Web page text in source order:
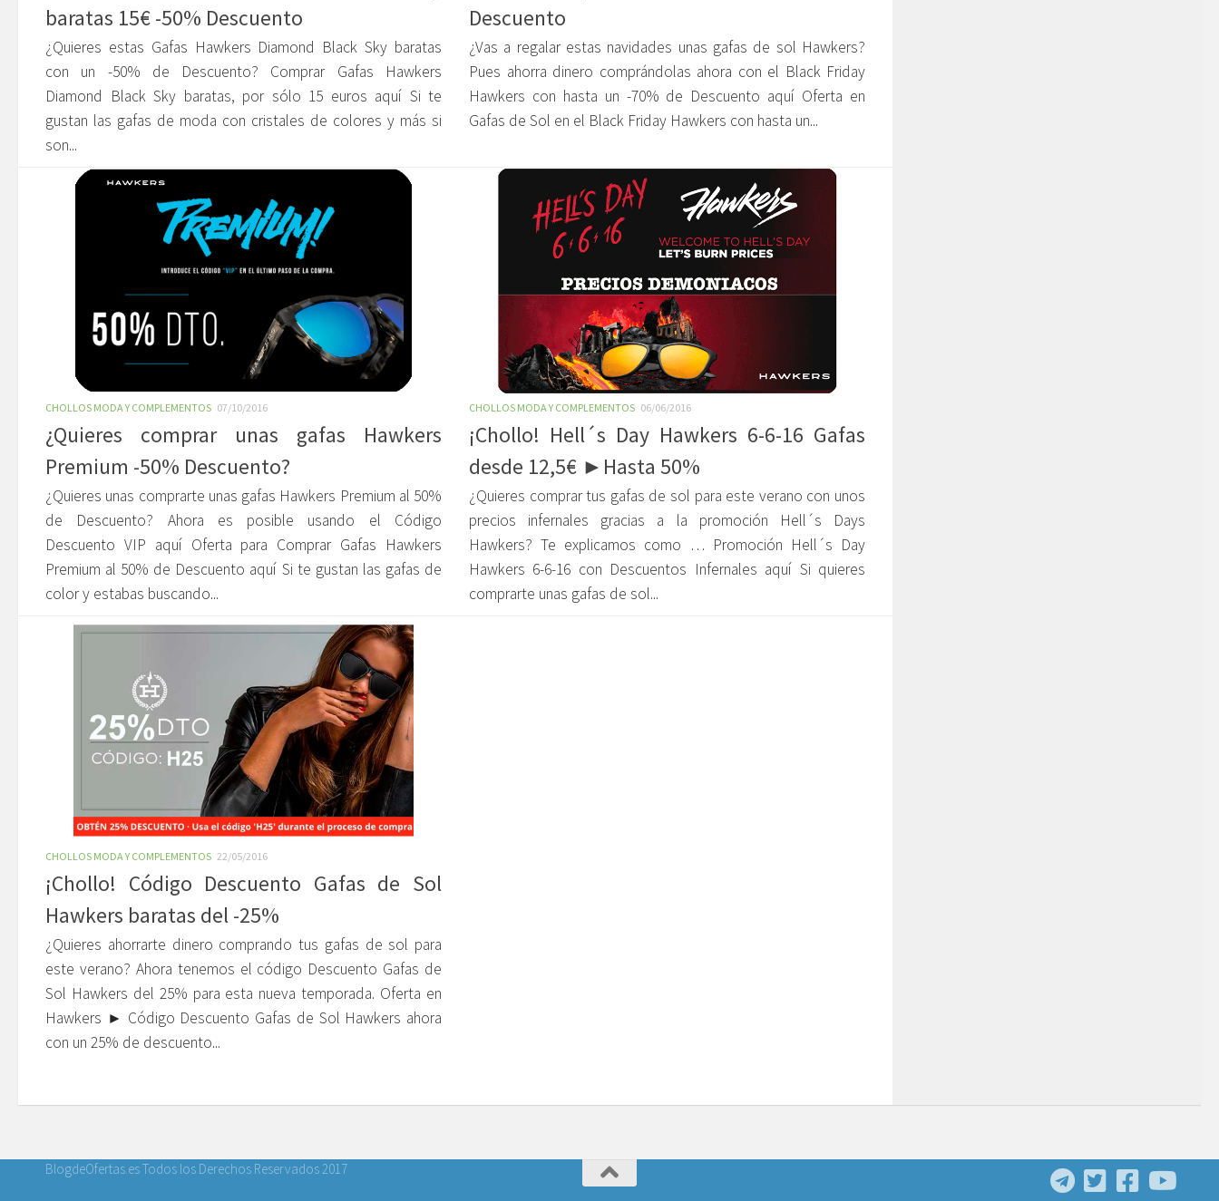
baratas 15€ -50% Descuento
¿Quieres estas Gafas Hawkers Diamond Black Sky baratas
con un -50% de Descuento? Comprar Gafas Hawkers
Diamond Black Sky baratas, por sólo 15 euros aquí Si te
gustan las gafas de moda con cristales de colores y más si
son...
Descuento
¿Vas a regalar estas navidades unas gafas de sol Hawkers?
Pues ahorra dinero comprándolas ahora con el Black Friday
Hawkers con hasta un -70% de Descuento aquí Oferta en
Gafas de Sol en el Black Friday Hawkers con hasta un...
CHOLLOS MODA Y COMPLEMENTOS 07/10/2016
¿Quieres comprar unas gafas Hawkers
Premium -50% Descuento?
¿Quieres unas comprarte unas gafas Hawkers Premium al 50%
de Descuento? Ahora es posible usando el Código
Descuento VIP aquí Oferta para Comprar Gafas Hawkers
Premium al 50% de Descuento aquí Si te gustan las gafas de
color y estabas buscando...
CHOLLOS MODA Y COMPLEMENTOS 06/06/2016
¡Chollo! Hell´s Day Hawkers 6-6-16 Gafas
desde 12,5€ ►Hasta 50%
¿Quieres comprar tus gafas de sol para este verano con unos
precios infernales gracias a la promoción Hell´s Days
Hawkers? Te explicamos como … Promoción Hell´s Day
Hawkers 6-6-16 con Descuentos Infernales aquí Si quieres
comprarte unas gafas de sol...
CHOLLOS MODA Y COMPLEMENTOS 22/05/2016
¡Chollo! Código Descuento Gafas de Sol
Hawkers baratas del -25%
¿Quieres ahorrarte dinero comprando tus gafas de sol para
este verano? Ahora tenemos el código Descuento Gafas de
Sol Hawkers del 25% para esta nueva temporada. Oferta en
Hawkers ► Código Descuento Gafas de Sol Hawkers ahora
con un 25% de descuento...
BlogdeOfertas.es Todos los Derechos Reservados 2017